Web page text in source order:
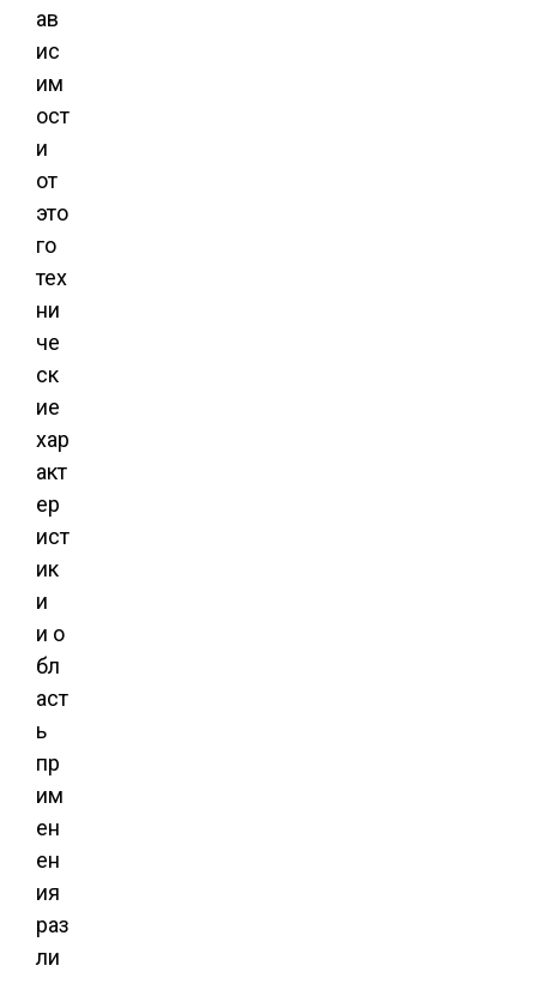
ав
ис
им
ост
и
от
это
го
тех
ни
че
ск
ие
хар
акт
ер
ист
ик
и
и о
бл
аст
ь
пр
им
ен
ен
ия
раз
ли